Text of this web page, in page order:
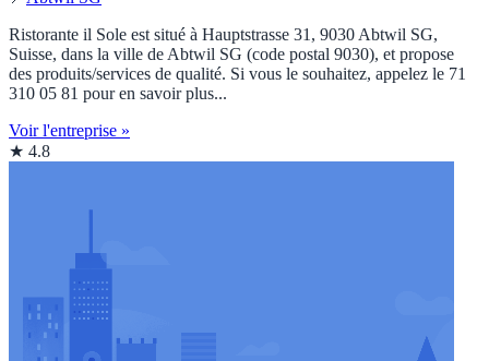
Ristorante il Sole est situé à Hauptstrasse 31, 9030 Abtwil SG,
Suisse, dans la ville de Abtwil SG (code postal 9030), et propose
des produits/services de qualité. Si vous le souhaitez, appelez le 71
310 05 81 pour en savoir plus...
Voir l'entreprise »
★ 4.8